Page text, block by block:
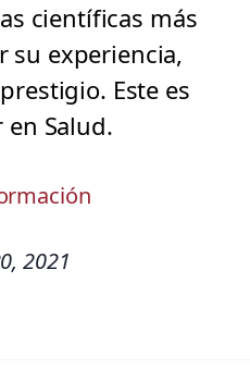
científicas más
su experiencia,
Este es
Salud.
2021